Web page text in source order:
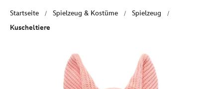
Startseite Spielzeug & Kostüme
Spielzeug
Kuscheltiere